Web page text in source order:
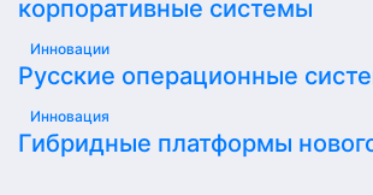
корпоративные системы
Инновации
Русские операционные
Инновация
Гибридные платформы